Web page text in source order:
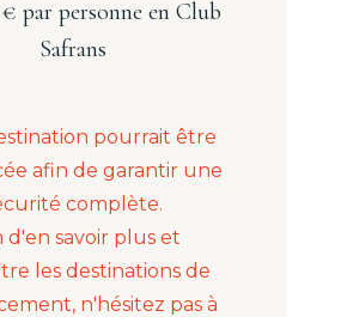
par personne en Club
Safrans‍
pourrait être
afin de garantir une
complète.
d'en savoir plus et
les destinations de
n'hésitez pas à